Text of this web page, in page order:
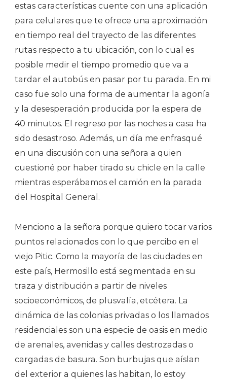
estas características cuente con una aplicación
para celulares que te ofrece una aproximación
en tiempo real del trayecto de las diferentes
rutas respecto a tu ubicación, con lo cual es
posible medir el tiempo promedio que va a
tardar el autobús en pasar por tu parada. En mi
caso fue solo una forma de aumentar la agonía
y la desesperación producida por la espera de
40 minutos. El regreso por las noches a casa ha
sido desastroso. Además, un día me enfrasqué
en una discusión con una señora a quien
cuestioné por haber tirado su chicle en la calle
mientras esperábamos el camión en la parada
del Hospital General.
Menciono a la señora porque quiero tocar varios
puntos relacionados con lo que percibo en el
viejo Pitic. Como la mayoría de las ciudades en
este país, Hermosillo está segmentada en su
traza y distribución a partir de niveles
socioeconómicos, de plusvalía, etcétera. La
dinámica de las colonias privadas o los llamados
residenciales son una especie de oasis en medio
de arenales, avenidas y calles destrozadas o
cargadas de basura. Son burbujas que aíslan
del exterior a quienes las habitan, lo estoy